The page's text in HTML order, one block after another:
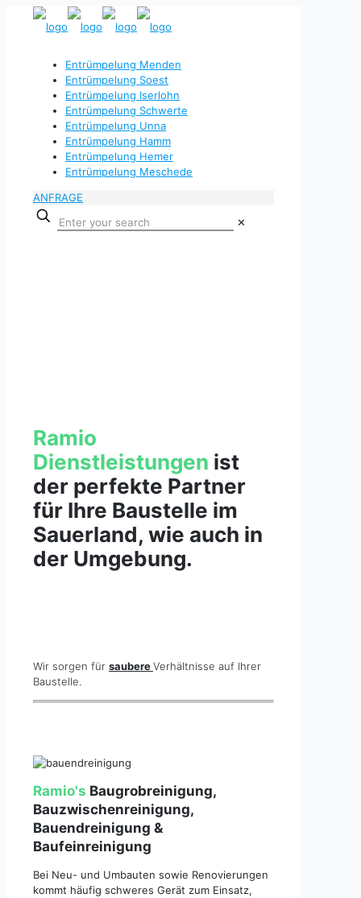
Entrümpelung Menden
Entrümpelung Soest
Entrümpelung Iserlohn
Entrümpelung Schwerte
Entrümpelung Unna
Entrümpelung Hamm
Entrümpelung Hemer
Entrümpelung Meschede
ANFRAGE
✕
Ramio
Dienstleistungen ist
der perfekte Partner
für Ihre Baustelle im
Sauerland, wie auch in
der Umgebung.
Wir sorgen für saubereVerhältnisse auf Ihrer
Baustelle.
Ramio's Baugrobreinigung,
Bauzwischenreinigung,
Bauendreinigung &
Baufeinreinigung
Bei Neu- und Umbauten sowie Renovierungen
kommt häufig schweres Gerät zum Einsatz,